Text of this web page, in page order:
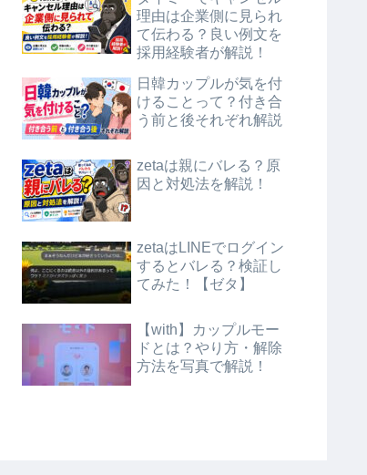
理由は企業側に見られ
て伝わる？良い例文を
採用経験者が解説！
日韓カップルが気を付
けることって？付き合
う前と後それぞれ解説
zetaは親にバレる？原
因と対処法を解説！
zetaはLINEでログイン
するとバレる？検証し
てみた！【ゼタ】
【with】カップルモー
ドとは？やり方・解除
方法を写真で解説！